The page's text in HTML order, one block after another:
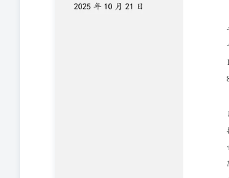
元下达地方，除支持地方化解存量政府投资项
设，精准支持扩大有效投资。 （二）发行利率
发行利率环比上行15.00bps至2.19%，各期限
3.22bps，3年期、5年期、7年期、10年期、15
方债发行利差多数走阔。具体看，2年期、15年
期、5年期、7年期、10年期、20年期地方债发行
权平均发行期限为16.99年，较上月拉长2.60年
22.04年和12.70年，新增一般债加权平均发行
期地方债发行占比较上月分别下降1.28pct、
力点。9月新增专项债募集资金投向“市政和产
元，投向这三个领域的资金占比合计为24.24%